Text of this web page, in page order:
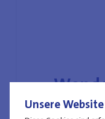
Unsere